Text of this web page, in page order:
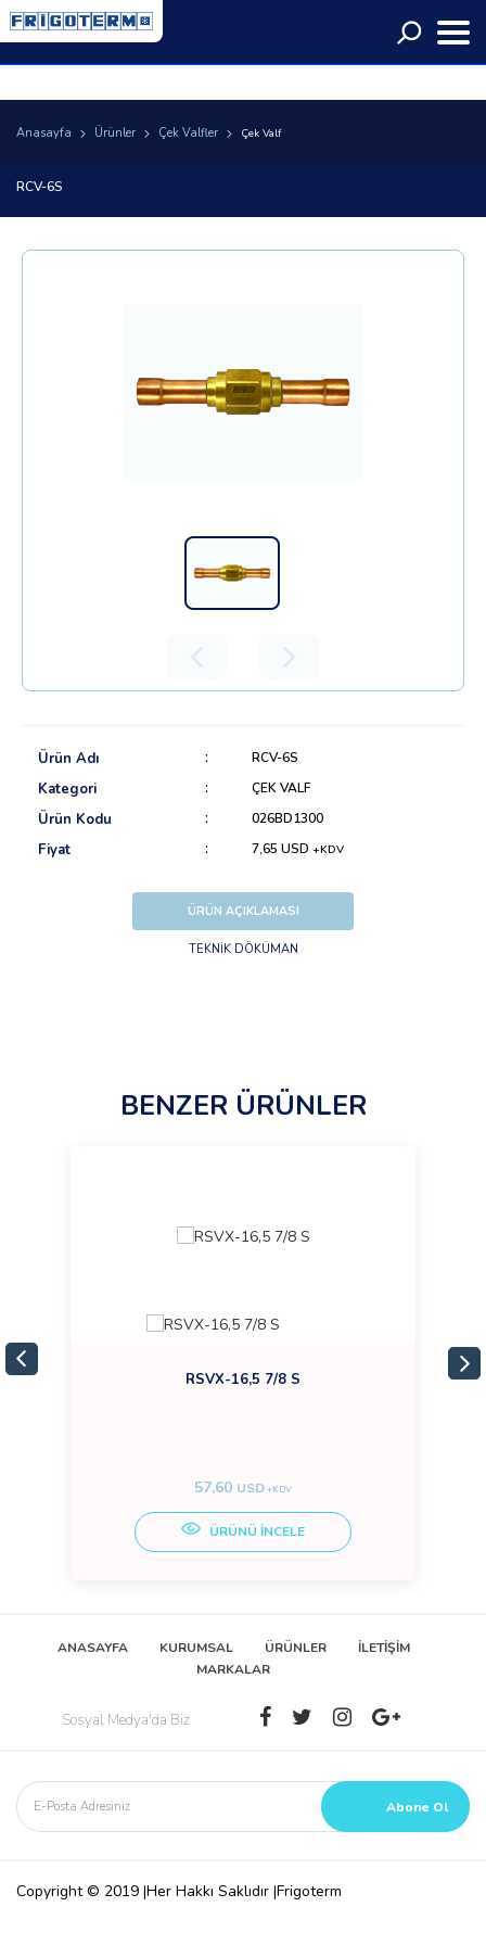
Language
Anasayfa Ürünler Çek Valfler Çek Valf
RCV-6S
Ürün Adı RCV-6S
Kategori ÇEK VALF
Ürün Kodu 026BD1300
Fiyat 7,65 USD +KDV
ÜRÜN AÇIKLAMASI
TEKNİK DÖKÜMAN
BENZER ÜRÜNLER
RSVX-16,5 7/8 S
57,60 USD+KDV
ÜRÜNÜ İNCELE
ANASAYFA KURUMSAL ÜRÜNLER
İLETİŞİM
MARKALAR
Sosyal Medya'da Biz
Copyright © 2019 |Her Hakkı Saklıdır |Frigoterm